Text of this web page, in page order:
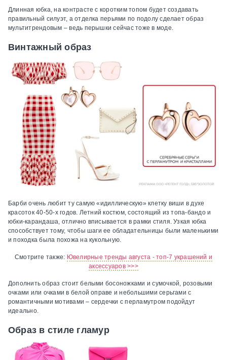
Длинная юбка, на контрасте с коротким топом будет создавать
правильный силуэт, а отделка перьями по подолу сделает образ
мультитрендовым – ведь перышки сейчас тоже в моде.
Винтажный образ
Барби очень любит ту самую «идиллическую» клетку виши в духе
красоток 40-50-х годов. Летний костюм, состоящий из топа-бандо и
юбки-карандаша, отлично вписывается в рамки стиля. Узкая юбка
способствует тому, чтобы шаги ее обладательницы были маленькими
и походка была похожа на кукольную.
Смотрите также: Ювелирные тренды августа - топ-7 украшений и
аксессуаров >>>
Дополнить образ стоит белыми босоножками и сумочкой, розовыми
очками или очками в белой оправе и небольшими серьгами с
романтичными мотивами – сердечки с перламутром подойдут
идеально.
Образ в стиле гламур